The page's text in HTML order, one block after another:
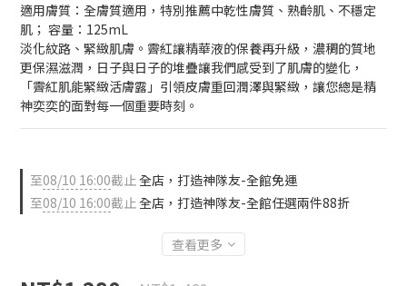
適用膚質：全膚質適用，特別推薦中乾性膚質、熟齡肌、不穩定
肌； 容量：125mL
淡化紋路、緊緻肌膚。霽紅讓精華液的保養再升級，濃稠的質地
更保濕滋潤，日子與日子的堆疊讓我們感受到了肌膚的變化，
「霽紅肌能緊緻活膚露」引領皮膚重回潤澤與緊緻，讓您總是精
神奕奕的面對每一個重要時刻。
至08/10 16:00截止全店，打造神隊友-全館免運
至08/10 16:00截止全店，打造神隊友-全館任選兩件88折
查看更多